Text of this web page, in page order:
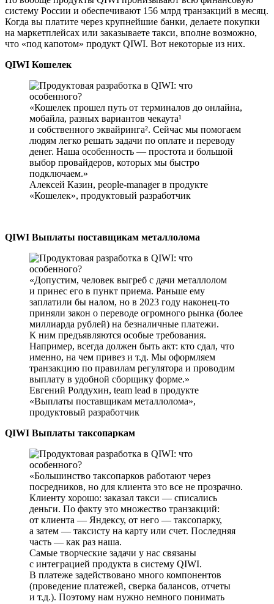
систему России и обеспечивают 156 млрд транзакций в месяц.
Когда вы платите через крупнейшие банки, делаете покупки
на маркетплейсах или заказываете такси, вполне возможно,
что «под капотом» продукт QIWI. Вот некоторые из них.
QIWI Кошелек
Кошелек прошел путь от терминалов до онлайна,
мобайла, разных вариантов чекаута¹
и собственного эквайринга². Сейчас мы помогаем
людям легко решать задачи по оплате и переводу
денег. Наша особенность — простота и большой
выбор провайдеров, которых мы быстро
подключаем.
Алексей Казин, people-manager в продукте
«Кошелек», продуктовый разработчик
QIWI Выплаты поставщикам металлолома
Допустим, человек выгреб с дачи металлолом
и принес его в пункт приема. Раньше ему
заплатили бы налом, но в 2023 году наконец-то
приняли закон о переводе огромного рынка (более
миллиарда рублей) на безналичные платежи.
К ним предъявляются особые требования.
Например, всегда должен быть акт: кто сдал, что
именно, на чем привез и т.д. Мы оформляем
транзакцию по правилам регулятора и проводим
выплату в удобной сборщику форме.
Евгений Ролдухин, team lead в продукте
«Выплаты поставщикам металлолома»,
продуктовый разработчик
QIWI Выплаты таксопаркам
Большинство таксопарков работают через
посредников, но для клиента это все не прозрачно.
Клиенту хорошо: заказал такси — списались
деньги. По факту это множество транзакций:
от клиента — Яндексу, от него — таксопарку,
а затем — таксисту на карту или счет. Последняя
часть — как раз наша.
Самые творческие задачи у нас связаны
с интеграцией продукта в систему QIWI.
В платеже задействовано много компонентов
(проведение платежей, сверка балансов, отчеты
и т.д.). Поэтому нам нужно немного понимать